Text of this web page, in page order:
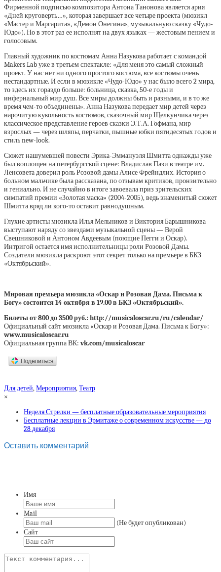
Фирменной подписью композитора Антона Танонова является ария
«Дней круговерть…», которая завершает все четыре проекта (мюзикл
«Мастер и Маргарита», «Демон Онегина», музыкальную сказку «Чудо-
Юдо»). Но в этот раз ее исполнят на двух языках — жестовым пением и
голосовым.
Главный художник по костюмам Анна Назукова работает с командой
Makers Lab уже в третьем спектакле: «Для меня это самый сложный
проект. У нас нет ни одного простого костюма, все костюмы очень
нестандартные. И если в мюзикле «Чудо-Юдо» у нас было всего 2 мира,
то здесь их гораздо больше: больница, сказка, 50-е годы и
инфернальный мир душ. Все миры должны быть и разными, и в то же
время чем-то объединены». Анна Назукова передает мир детей через
нарочитую кукольность костюмов, сказочный мир Щелкунчика через
классическое представление героев сказки Э.Т.А. Гофмана, мир
взрослых — через шляпы, перчатки, пышные юбки пятидесятых годов и
стиль new-look.
Сюжет нашумевшей повести Эрика-Эммануэля Шмитта однажды уже
был воплощен на петербургской сцене: Владислав Пази в театре им.
Ленсовета доверил роль Розовой дамы Алисе Фрейндлих. История о
больном мальчике была рассказана, по отзывам критиков, пронзительно
и гениально. И не случайно в итоге завоевала приз зрительских
симпатий премии «Золотая маска» (2004-2005), ведь знаменитый сюжет
Шмитта вряд ли кого-то оставит равнодушным.
Глухие артисты мюзикла Илья Мельников и Виктория Барышникова
выступают наряду со звездами музыкальной сцены — Верой
Свешниковой и Антоном Авдеевым (поющие Пегги и Оскар).
Интригой остается имя исполнительницы роли Розовой Дамы.
Создатели мюзикла раскроют этот секрет только на премьере в БКЗ
«Октябрьский».
Мировая премьера мюзикла «Оскар и Розовая Дама. Письма к
Богу» состоится 14 октября в 19.00 в БКЗ «Октябрьский».
Билеты от 800 до 3500 руб.: http://musicaloscar.ru/ru/calendar/
Официальный сайт мюзикла «Оскар и Розовая Дама. Письма к Богу»:
www.musicaloscar.ru
Официальная группа ВК:vk.com/musicaloscar
Для детей,Мероприятия,Театр
×
Неделя Стрелки — бесплатные образовательные мероприятия
Бесплатные лекции в Эрмитаже о современном искусстве — до
28 декабря
Оставить комментарий
Имя
Mail
(Не будет опубликован)
Сайт